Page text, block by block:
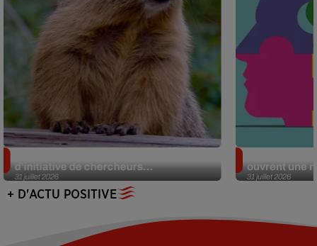
31 juillet 2026
d’initiative de chercheurs...
31 juillet 2026
ouvrent une
+ D'ACTU POSITIVE